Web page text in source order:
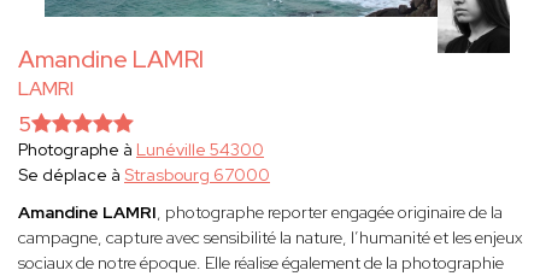
Amandine LAMRI
LAMRI
5
Photographe à Lunéville 54300
Se déplace à Strasbourg 67000
Amandine LAMRI, photographe reporter engagée originaire de la
campagne, capture avec sensibilité la nature, l’humanité et les enjeux
sociaux de notre époque. Elle réalise également de la photographie